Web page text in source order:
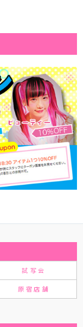
試写会
原宿店舗